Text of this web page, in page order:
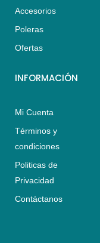
Accesorios
Poleras
Ofertas
INFORMACIÓN
Mi Cuenta
Términos y
condiciones
Politicas de
Privacidad
Contáctanos